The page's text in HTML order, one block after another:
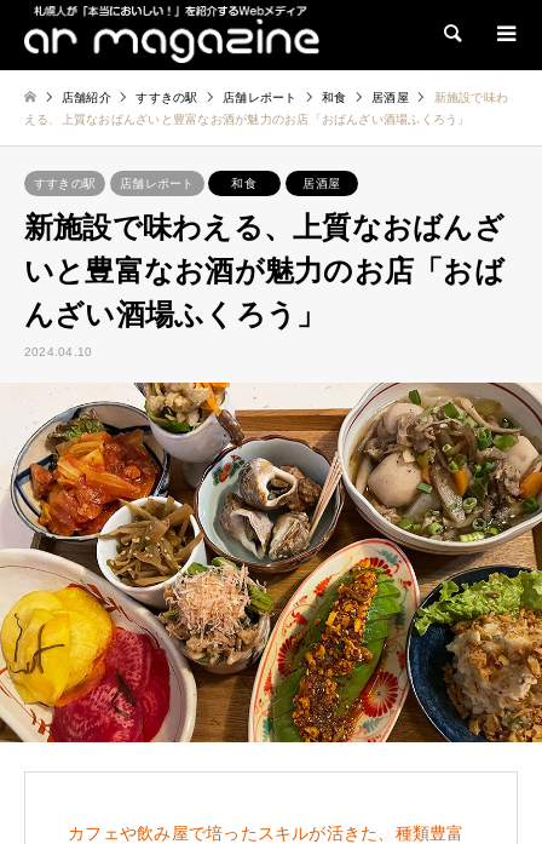
検索
店舗紹介 すすきの駅 店舗レポート 和食 居酒屋
新施設で味わ
える、上質なおばんざいと豊富なお酒が魅力のお店「おばんざい酒場ふくろう」
すすきの駅 店舗レポート 和食 居酒屋
新施設で味わえる、上質なおばんざ
いと豊富なお酒が魅力のお店「おば
んざい酒場ふくろう」
2024.04.10
カフェや飲み屋で培ったスキルが活きた、種類豊富